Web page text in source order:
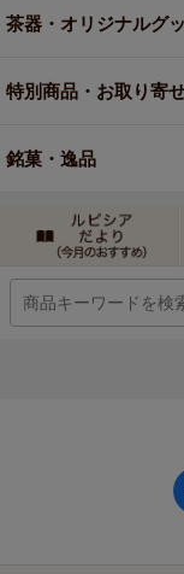
茶器・オリジナルグ
特別商品・お取り寄
銘菓・逸品